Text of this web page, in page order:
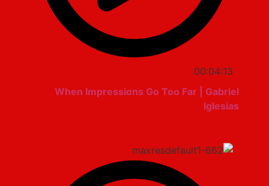
00:04:13
When Impressions Go Too Far | Gabriel
Iglesias